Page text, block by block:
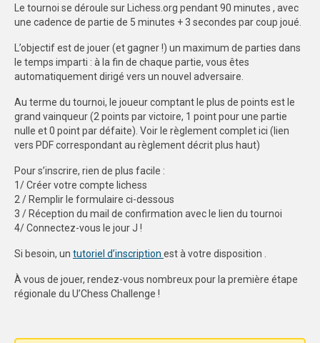
année
AFFICHES
PARTENAIRES
Le tournoi se déroule sur Lichess.org pendant 90 minutes , avec
une cadence de partie de 5 minutes + 3 secondes par coup joué.
L’objectif est de jouer (et gagner !) un maximum de parties dans
le temps imparti : à la fin de chaque partie, vous êtes
automatiquement dirigé vers un nouvel adversaire.
Au terme du tournoi, le joueur comptant le plus de points est le
grand vainqueur (2 points par victoire, 1 point pour une partie
nulle et 0 point par défaite). Voir le règlement complet ici (lien
vers PDF correspondant au règlement décrit plus haut)
Pour s’inscrire, rien de plus facile :
1/ Créer votre compte lichess
2 / Remplir le formulaire ci-dessous
3 / Réception du mail de confirmation avec le lien du tournoi
4/ Connectez-vous le jour J !
Si besoin, un tutoriel d’inscription est à votre disposition .
À vous de jouer, rendez-vous nombreux pour la première étape
régionale du U’Chess Challenge !